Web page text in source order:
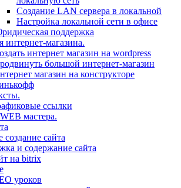
Создание LAN сервера в локальной
Настройка локальной сети в офисе
поддержка
интернет-магазина.
интернет магазин на wordpress
большой интернет-магазин
магазин на конструкторе
ссылки
мастера.
создание сайта
и содержание сайта
на bitrix
уроков